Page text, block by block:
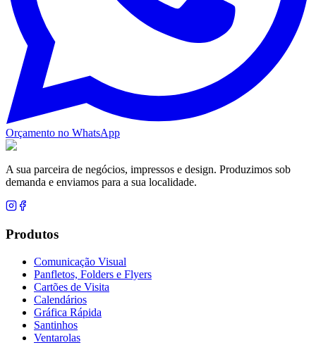
Orçamento no WhatsApp
A sua parceira de negócios, impressos e design. Produzimos sob
demanda e enviamos para a sua localidade.
Produtos
Comunicação Visual
Panfletos, Folders e Flyers
Cartões de Visita
Calendários
Gráfica Rápida
Santinhos
Ventarolas